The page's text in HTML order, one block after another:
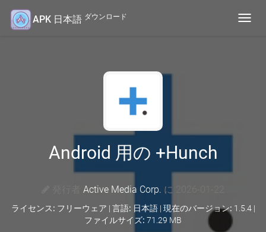
APK 日本語 ダウンロード
Android 用の +Hunch
Active Media Corp. に 2026-01-22
ライセンス: フリーウェア | 言語: 日本語 | 現在のバージョン: 1.5.4 |
ファイルサイズ: 71.29 MB